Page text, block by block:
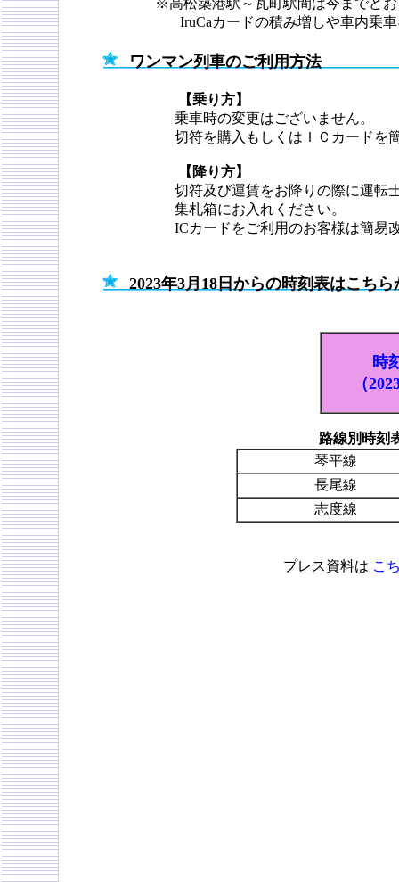
※高松築港駅～瓦町駅間は今までどお
IruCaカードの積み増しや車内乗車
ワンマン列車のご利用方法
【乗り方】
乗車時の変更はございません。
切符を購入もしくはＩＣカードを
【降り方】
切符及び運賃をお降りの際に運転
集札箱にお入れください。
ICカードをご利用のお客様は簡易
2023年3月18日からの時刻表はこちら
時
（
路線別時刻
琴平線
長尾線
志度線
プレス資料は こ